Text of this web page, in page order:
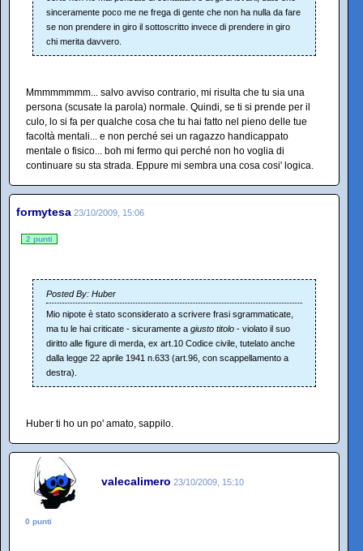
sinceramente poco me ne frega di gente che non ha nulla da fare
se non prendere in giro il sottoscritto invece di prendere in giro
chi merita davvero.
Mmmmmmmm... salvo avviso contrario, mi risulta che tu sia una
persona (scusate la parola) normale. Quindi, se ti si prende per il
culo, lo si fa per qualche cosa che tu hai fatto nel pieno delle tue
facoltà mentali... e non perché sei un ragazzo handicappato
mentale o fisico... boh mi fermo qui perché non ho voglia di
continuare su sta strada. Eppure mi sembra una cosa cosi' logica.
formytesa 23/10/2009, 15:06
2 punti
Posted By: Huber
Mio nipote è stato sconsiderato a scrivere frasi sgrammaticate,
ma tu le hai criticate - sicuramente a giusto titolo - violato il suo
diritto alle figure di merda, ex art.10 Codice civile, tutelato anche
dalla legge 22 aprile 1941 n.633 (art.96, con scappellamento a
destra).
Huber ti ho un po' amato, sappilo.
valecalimero 23/10/2009, 15:10
0 punti